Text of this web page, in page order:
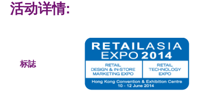
活动详情:
标誌